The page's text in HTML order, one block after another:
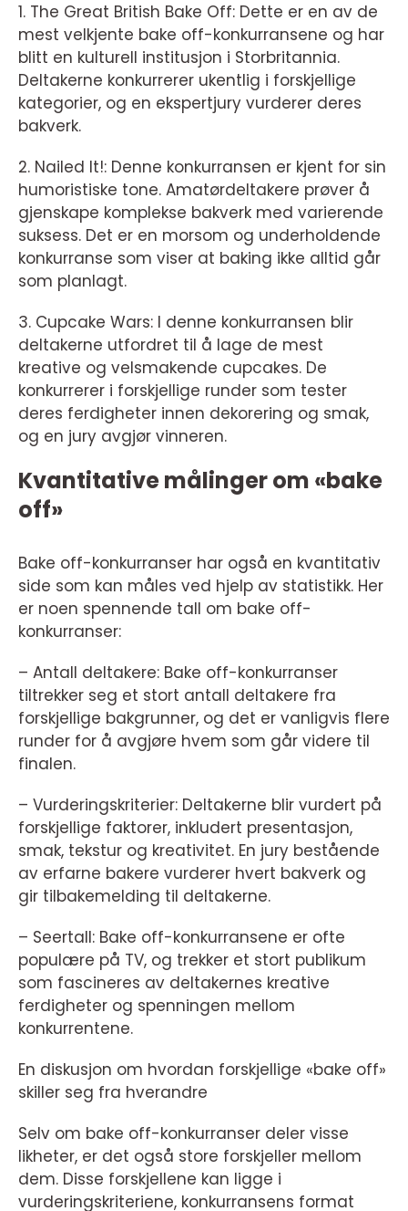
1. The Great British Bake Off: Dette er en av de
mest velkjente bake off-konkurransene og har
blitt en kulturell institusjon i Storbritannia.
Deltakerne konkurrerer ukentlig i forskjellige
kategorier, og en ekspertjury vurderer deres
bakverk.
2. Nailed It!: Denne konkurransen er kjent for sin
humoristiske tone. Amatørdeltakere prøver å
gjenskape komplekse bakverk med varierende
suksess. Det er en morsom og underholdende
konkurranse som viser at baking ikke alltid går
som planlagt.
3. Cupcake Wars: I denne konkurransen blir
deltakerne utfordret til å lage de mest
kreative og velsmakende cupcakes. De
konkurrerer i forskjellige runder som tester
deres ferdigheter innen dekorering og smak,
og en jury avgjør vinneren.
Kvantitative målinger om «bake
off»
Bake off-konkurranser har også en kvantitativ
side som kan måles ved hjelp av statistikk. Her
er noen spennende tall om bake off-
konkurranser:
– Antall deltakere: Bake off-konkurranser
tiltrekker seg et stort antall deltakere fra
forskjellige bakgrunner, og det er vanligvis flere
runder for å avgjøre hvem som går videre til
finalen.
– Vurderingskriterier: Deltakerne blir vurdert på
forskjellige faktorer, inkludert presentasjon,
smak, tekstur og kreativitet. En jury bestående
av erfarne bakere vurderer hvert bakverk og
gir tilbakemelding til deltakerne.
– Seertall: Bake off-konkurransene er ofte
populære på TV, og trekker et stort publikum
som fascineres av deltakernes kreative
ferdigheter og spenningen mellom
konkurrentene.
En diskusjon om hvordan forskjellige «bake off»
skiller seg fra hverandre
Selv om bake off-konkurranser deler visse
likheter, er det også store forskjeller mellom
dem. Disse forskjellene kan ligge i
vurderingskriteriene, konkurransens format